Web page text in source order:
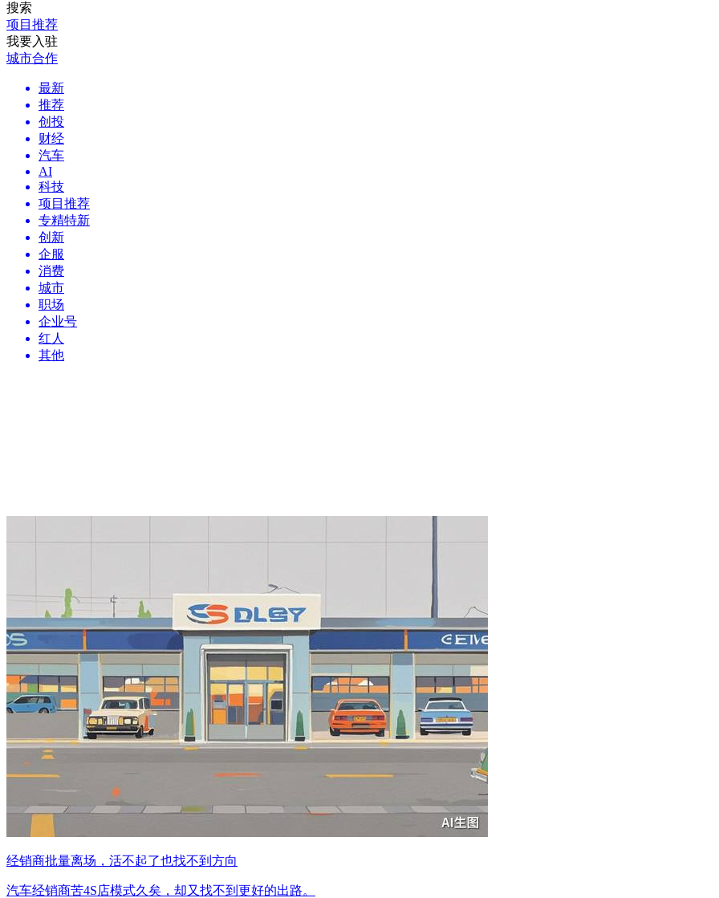
搜索
项目推荐
我要入驻
城市合作
最新
推荐
创投
财经
汽车
AI
科技
项目推荐
专精特新
创新
企服
消费
城市
职场
企业号
红人
其他
经销商批量离场，活不起了也找不到方向
汽车经销商苦4S店模式久矣，却又找不到更好的出路。